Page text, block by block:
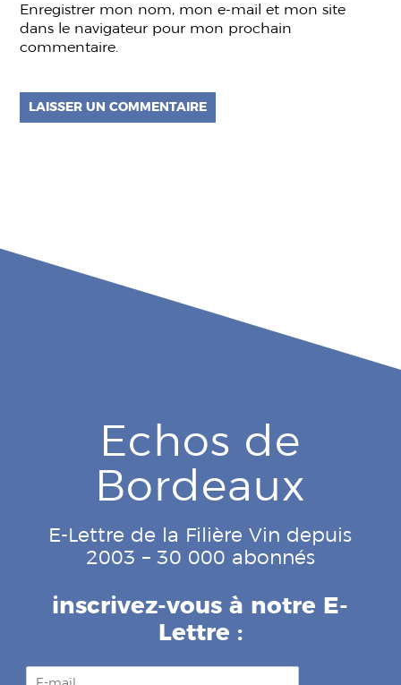
Enregistrer mon nom, mon e-mail et mon site
dans le navigateur pour mon prochain
commentaire.
Echos de
Bordeaux
E-Lettre de la Filière Vin depuis
2003 – 30 000 abonnés
inscrivez-vous à notre E-
Lettre :